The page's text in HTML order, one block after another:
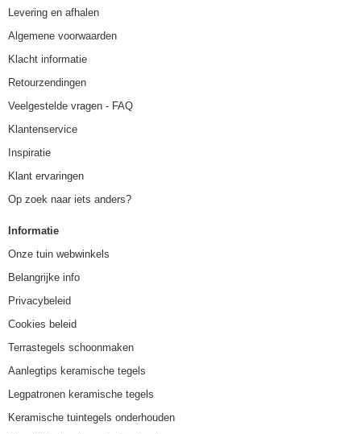
Levering en afhalen
Algemene voorwaarden
Klacht informatie
Retourzendingen
Veelgestelde vragen - FAQ
Klantenservice
Inspiratie
Klant ervaringen
Op zoek naar iets anders?
Informatie
Onze tuin webwinkels
Belangrijke info
Privacybeleid
Cookies beleid
Terrastegels schoonmaken
Aanlegtips keramische tegels
Legpatronen keramische tegels
Keramische tuintegels onderhouden